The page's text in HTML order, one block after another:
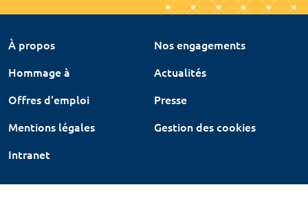
À propos
Nos engagements
Hommage à
Actualités
Offres d'emploi
Presse
Mentions légales
Gestion des cookies
Intranet